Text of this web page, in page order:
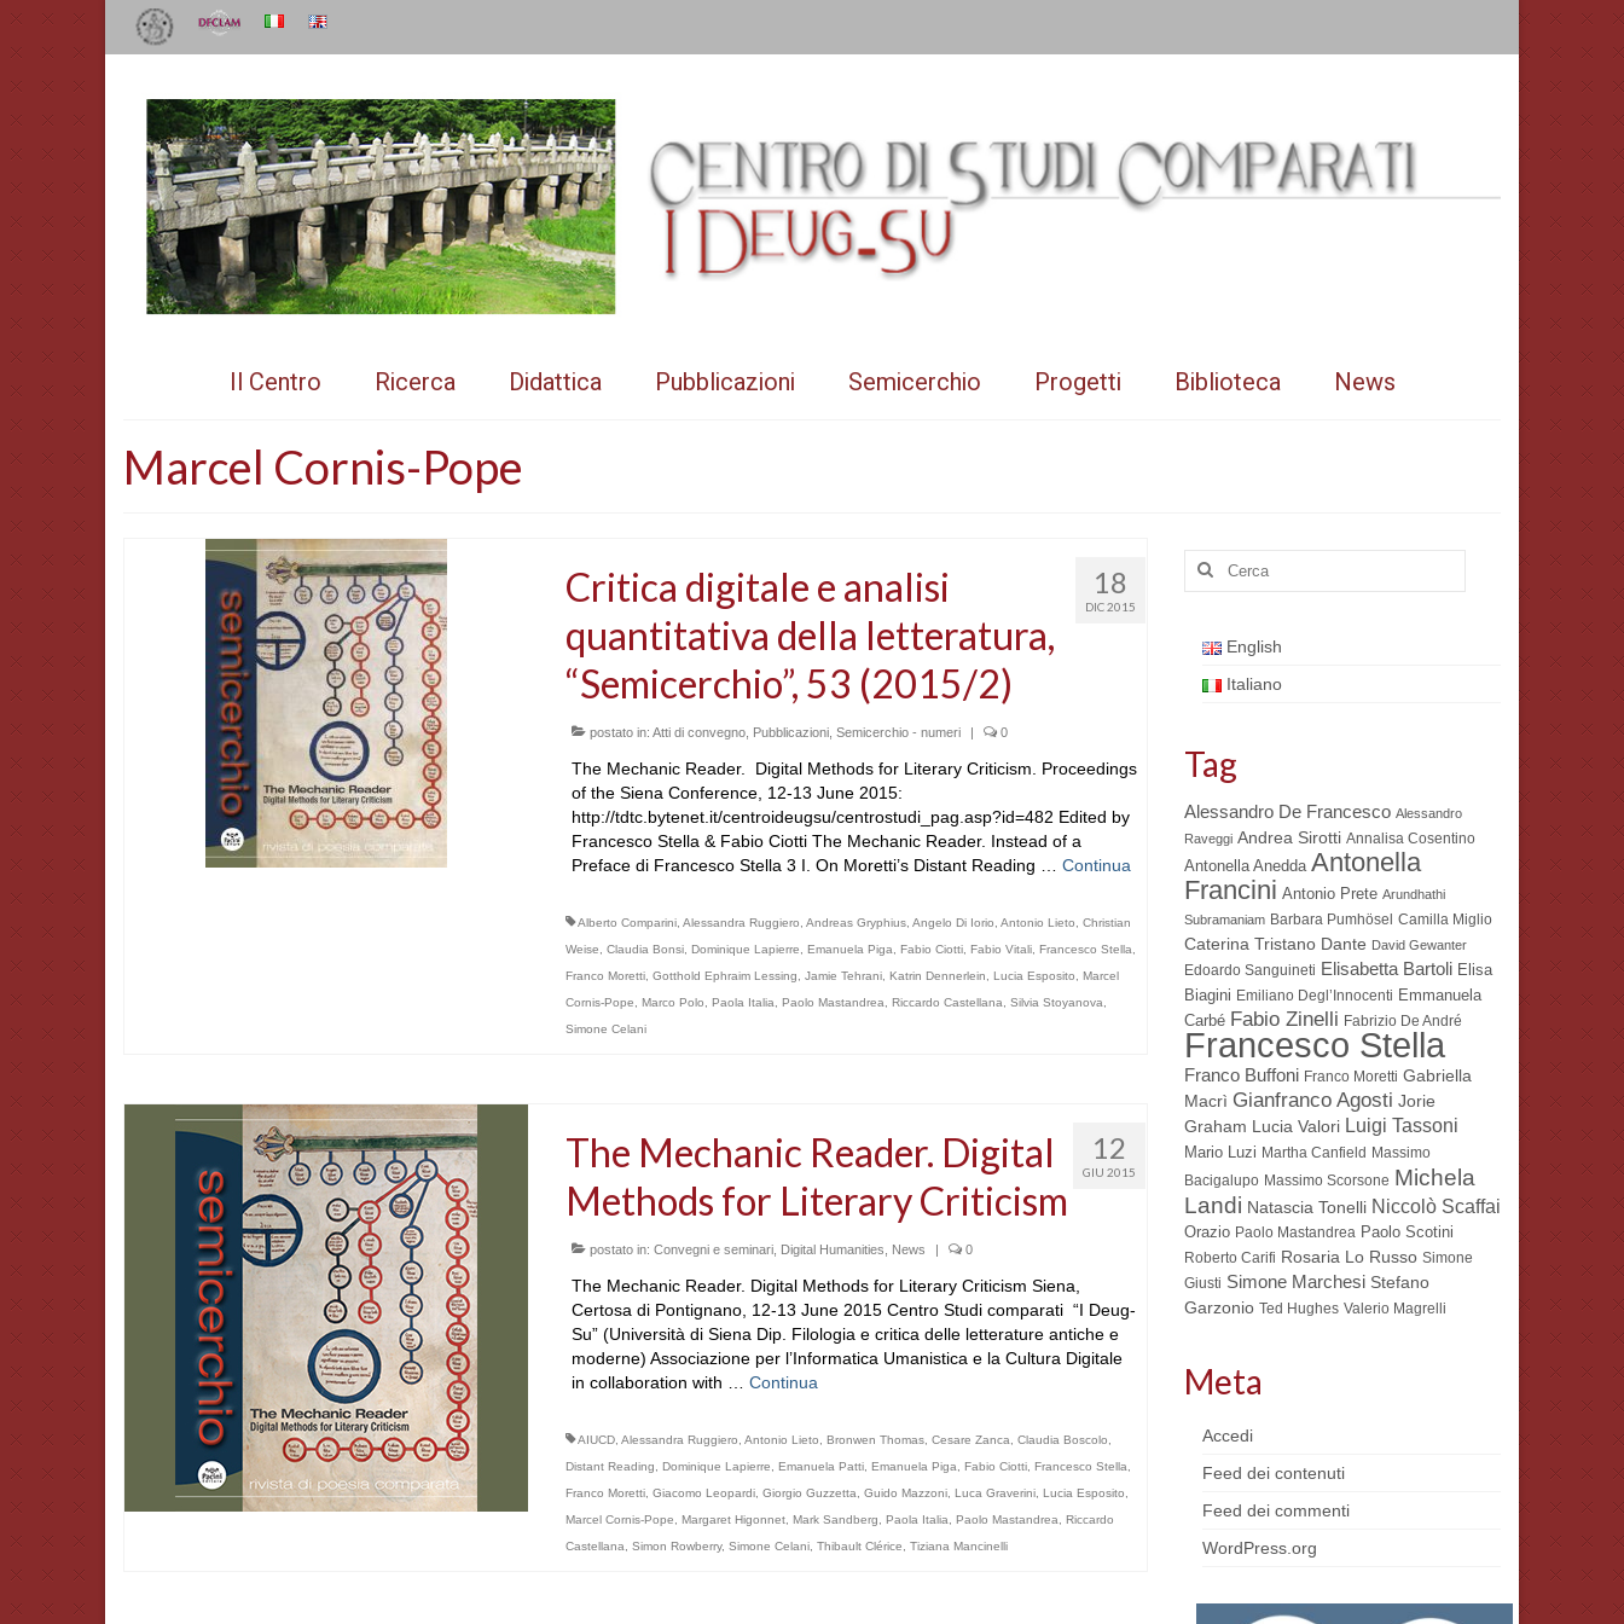
Il Centro Ricerca Didattica Pubblicazioni Semicerchio Progetti Biblioteca News
Marcel Cornis-Pope
18
DIC 2015
Critica digitale e analisi
quantitativa della letteratura,
“Semicerchio”, 53 (2015/2)
postato in: Atti di convegno, Pubblicazioni, Semicerchio - numeri | 0
The Mechanic Reader. Digital Methods for Literary Criticism. Proceedings
of the Siena Conference, 12-13 June 2015:
http://tdtc.bytenet.it/centroideugsu/centrostudi_pag.asp?id=482 Edited by
Francesco Stella & Fabio Ciotti The Mechanic Reader. Instead of a
Preface di Francesco Stella 3 I. On Moretti’s Distant Reading … Continua
Alberto Comparini, Alessandra Ruggiero Andreas Gryphius, Angelo Di Iorio Antonio Lieto
Christian
Weise
Claudia Bonsi, Dominique Lapierre Emanuela Piga Fabio Ciotti, Fabio Vitali, Francesco Stella
Franco Moretti, Gotthold Ephraim Lessing Jamie Tehrani, Katrin Dennerlein Lucia Esposito
Marcel
Cornis-Pope
Marco Polo Paola Italia Paolo Mastandrea Riccardo Castellana Silvia Stoyanova
Simone Celani
12
GIU 2015
The Mechanic Reader. Digital
Methods for Literary Criticism
postato in: Convegni e seminari, Digital Humanities News | 0
The Mechanic Reader. Digital Methods for Literary Criticism Siena,
Certosa di Pontignano, 12-13 June 2015 Centro Studi comparati “I Deug-
Su” (Università di Siena Dip. Filologia e critica delle letterature antiche e
moderne) Associazione per l’Informatica Umanistica e la Cultura Digitale
in collaboration with … Continua
AIUCD, Alessandra Ruggiero Antonio Lieto Bronwen Thomas, Cesare Zanca Claudia Boscolo
Distant Reading
Dominique Lapierre Emanuela Patti, Emanuela Piga Fabio Ciotti, Francesco Stella
Franco Moretti, Giacomo Leopardi, Giorgio Guzzetta Guido Mazzoni, Luca Graverini, Lucia Esposito
Marcel Cornis-Pope
Margaret Higonnet, Mark Sandberg Paola Italia Paolo Mastandrea
Riccardo
Castellana
Simon Rowberry, Simone Celani, Thibault Clérice Tiziana Mancinelli
Cerca:
English
Italiano
Tag
Alessandro De Francesco Alessandro
Raveggi Andrea Sirotti Annalisa Cosentino
Antonella Anedda Antonella
Francini Antonio Prete Arundhathi
Subramaniam Barbara Pumhösel Camilla Miglio
Caterina Tristano Dante David Gewanter
Edoardo Sanguineti Elisabetta Bartoli Elisa
Biagini Emiliano Degl’Innocenti Emmanuela
Carbé Fabio Zinelli Fabrizio De André
Francesco Stella
Franco Buffoni Franco Moretti Gabriella
Macrì Gianfranco Agosti Jorie
Graham Lucia Valori Luigi Tassoni
Mario Luzi Martha Canfield Massimo
Bacigalupo Massimo Scorsone Michela
Landi Natascia Tonelli Niccolò Scaffai
Orazio Paolo Mastandrea Paolo Scotini
Roberto Carifi Rosaria Lo Russo Simone
Giusti Simone Marchesi Stefano
Garzonio Ted Hughes Valerio Magrelli
Meta
Accedi
Feed dei contenuti
Feed dei commenti
WordPress.org